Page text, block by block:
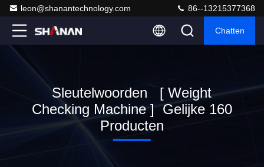
leon@shanantechnology.com 86--13215377368
Chatten
Sleutelwoorden [ Weight
Checking Machine ] Gelijke 160
Producten